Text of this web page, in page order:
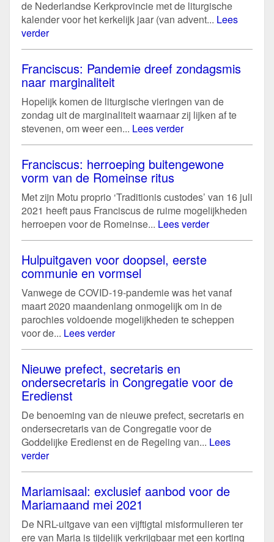
de Nederlandse Kerkprovincie met de liturgische
kalender voor het kerkelijk jaar (van advent... Lees
verder
Franciscus: Pandemie dreef zondagsmis
naar marginaliteit
Hopelijk komen de liturgische vieringen van de
zondag uit de marginaliteit waarnaar zij lijken af te
stevenen, om weer een... Lees verder
Franciscus: herroeping buitengewone
vorm van de Romeinse ritus
Met zijn Motu proprio ‘Traditionis custodes’ van 16 juli
2021 heeft paus Franciscus de ruime mogelijkheden
herroepen voor de Romeinse... Lees verder
Hulpuitgaven voor doopsel, eerste
communie en vormsel
Vanwege de COVID-19-pandemie was het vanaf
maart 2020 maandenlang onmogelijk om in de
parochies voldoende mogelijkheden te scheppen
voor de... Lees verder
Nieuwe prefect, secretaris en
ondersecretaris in Congregatie voor de
Eredienst
De benoeming van de nieuwe prefect, secretaris en
ondersecretaris van de Congregatie voor de
Goddelijke Eredienst en de Regeling van... Lees
verder
Mariamisaal: exclusief aanbod voor de
Mariamaand mei 2021
De NRL-uitgave van een vijftigtal misformulieren ter
ere van Maria is tijdelijk verkrijgbaar met een korting